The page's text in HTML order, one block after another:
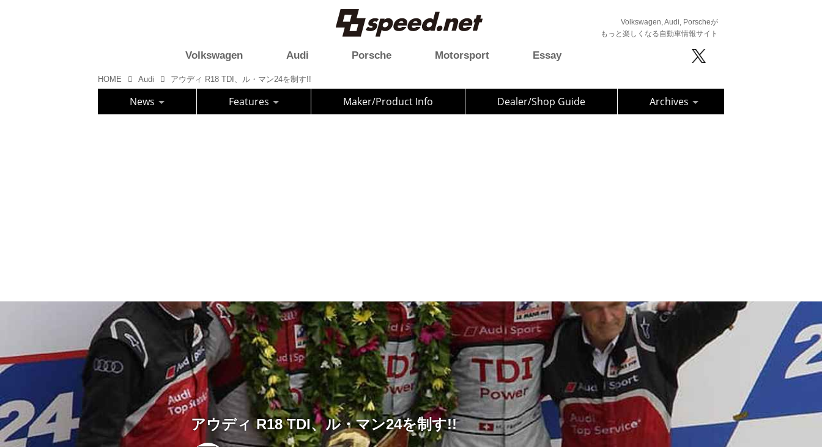
Volkswagen, Audi, Porscheが
もっと楽しくなる自動車情報サイト
Volkswagen Audi Porsche Motorsport Essay
HOME Audi アウディ R18 TDI、ル・マン24を制す!!
News Features Maker/Product Info Dealer/Shop Guide Archives
アウディ R18 TDI、ル・マン24を制す!!